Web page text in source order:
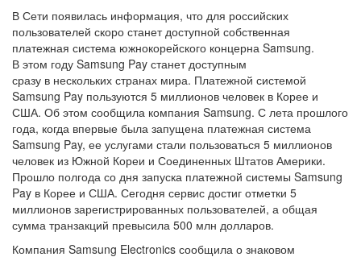
В Сети появилась информация, что для российских
пользователей скоро станет доступной собственная
платежная система южнокорейского концерна Samsung.
В этом году Samsung Pay станет доступным
сразу в нескольких странах мира. Платежной системой
Samsung Pay пользуются 5 миллионов человек в Корее и
США. Об этом сообщила компания Samsung. С лета прошлого
года, когда впервые была запущена платежная система
Samsung Pay, ее услугами стали пользоваться 5 миллионов
человек из Южной Кореи и Соединенных Штатов Америки.
Прошло полгода со дня запуска платежной системы Samsung
Pay в Корее и США. Сегодня сервис достиг отметки 5
миллионов зарегистрированных пользователей, а общая
сумма транзакций превысила 500 млн долларов.
Компания Samsung Electronics сообщила о знаковом